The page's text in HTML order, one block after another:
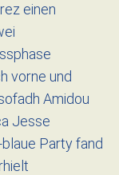
einen
vorne und
Amidou
Jesse
Party fand